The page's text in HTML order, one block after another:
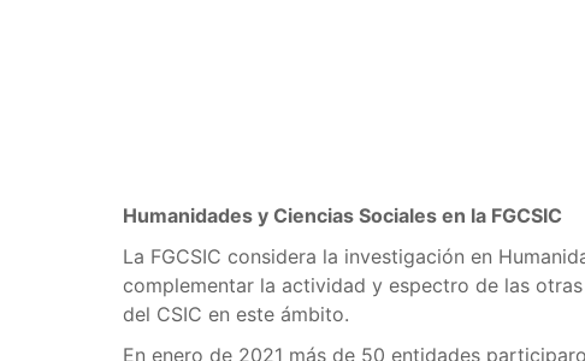
Humanidades y Ciencias Sociales en la FGCSIC
La FGCSIC considera la investigación en
complementar la actividad y espectro de las
del CSIC en este ámbito.
En enero de 2021 más de 50 entidades